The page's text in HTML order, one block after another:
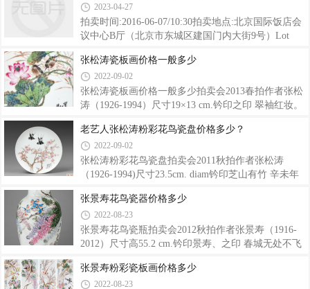
予“陶瓷美术家”称号。他先后担任江西省美术协会常
务理事，省、市文学艺术联合会常务理事
画搪瓷。同时掌握了扁笔作画技巧。于1921年到九江
为人帮工画瓷。对传统粉彩装饰陶瓷得心应手。1925
年又去上海画瓷，受任伯年画风的影响，画瓷技法又
道，因此将南北画艺揉合一体探索自己的风格。1932
年重返九江，画名鹊起浔阳。珠山小八友陆云山作品
价格 鉴赏交流咨询 188 7987 1136 景德镇阮先生。
193
2023-04-27
拍卖时间:2016-06-07/10:30拍卖地点:北京国际饭店会
议中心B厅（北京市东城区建国门内大街9号）Lot
说应该是“大盘回调，价值回归理性”，但是精品行情
仍然坚挺，仍然有很大升值潜力，绝非表面所看到的
一篇哀鸿。这次北京春拍“保利”和“匡时”两个巨头同
时都推出了“近现代文人瓷专场”，并一贯将晚清浅绛
总感觉有些不妥。“近当代”从学术上定义一般是指民
国到解放后和现代的一个时间段，晚清的瓷器并不应
该包括在内。很多人都是拍卖之后
张松涛瓷板画价格一般多少
2022-09-02
张松涛瓷板画价格一般多少拍卖会2013春拍作者张松
涛（1926-1994）尺寸19×13 cm.钤印之印 翠袖红妆。
瓷美术家，高级工艺美术师。曾任中国美术家协会会
员、景德镇陶瓷馆馆长、国家用瓷办公室主任、省美
协理事、市美协副主席。先后赴日本、香港进行陶艺
交流和作品展出，陶瓷作品享誉国内外。成交价：
老艺人张松涛粉彩花鸟瓷盘价格多少？
2022-09-02
张松涛粉彩花鸟瓷盘拍卖会2011秋拍作者张松涛
（1926-1994)尺寸23.5cm. diam钤印芝山有竹 辛未年
花鸟瓷画》P64原件，上海文化出版社出版，熊中富
著。张松涛（1926-1994）景德镇市陶瓷美术家，高
级工艺美术师。曾任中国美术家协会会员、景德镇陶
瓷馆馆长、国家用瓷办公室主任、省美协理事、市美
出，在国内外较高的知名度。 1926年 出生于江西景
德镇。1944年 毕业于江西浮梁陶瓷职业学校。早年师
张景寿花鸟瓷器价格多少
2022-08-23
张景寿花鸟瓷瓶拍卖会2012秋拍作者张景寿（1916-
2012）尺寸高55.2 cm.钤印景寿、之印 春城无处不飞
寿（b.1920-）景德镇市陶瓷美术大师。曾任景德镇市
政协第三届委员，系中国美术家协会江西分会会员。
张景寿粉彩瓷板画价格多少
2022-08-23